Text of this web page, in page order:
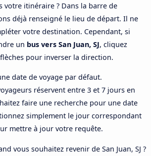
votre itinéraire ? Dans la barre de
déjà renseigné le lieu de départ. Il ne
votre destination. Cependant, si
un bus vers San Juan, SJ, cliquez
pour inverser la direction.
date de voyage par défaut.
réservent entre 3 et 7 jours en
faire une recherche pour une date
simplement le jour correspondant
mettre à jour votre requête.
vous souhaitez revenir de San Juan, SJ ?